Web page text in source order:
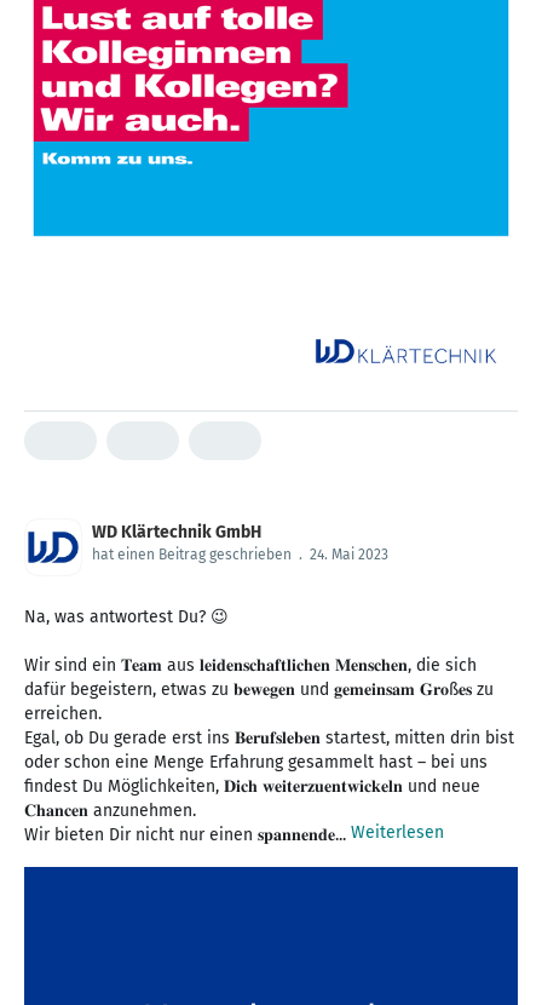
WD Klärtechnik GmbH
hat einen Beitrag geschrieben . 24. Mai 2023
Na, was antwortest Du? 😉
Wir sind ein 𝐓𝐞𝐚𝐦 aus 𝐥𝐞𝐢𝐝𝐞𝐧𝐬𝐜𝐡𝐚𝐟𝐭𝐥𝐢𝐜𝐡𝐞𝐧 𝐌𝐞𝐧𝐬𝐜𝐡𝐞𝐧, die sich
dafür begeistern, etwas zu 𝐛𝐞𝐰𝐞𝐠𝐞𝐧 und 𝐠𝐞𝐦𝐞𝐢𝐧𝐬𝐚𝐦 𝐆𝐫𝐨ß𝐞𝐬 zu
erreichen.
Egal, ob Du gerade erst ins 𝐁𝐞𝐫𝐮𝐟𝐬𝐥𝐞𝐛𝐞𝐧 startest, mitten drin bist
oder schon eine Menge Erfahrung gesammelt hast – bei uns
findest Du Möglichkeiten, 𝐃𝐢𝐜𝐡 𝐰𝐞𝐢𝐭𝐞𝐫𝐳𝐮𝐞𝐧𝐭𝐰𝐢𝐜𝐤𝐞𝐥𝐧 und neue
𝐂𝐡𝐚𝐧𝐜𝐞𝐧 anzunehmen.
Wir bieten Dir nicht nur einen 𝐬𝐩𝐚𝐧𝐧𝐞𝐧𝐝𝐞... Weiterlesen